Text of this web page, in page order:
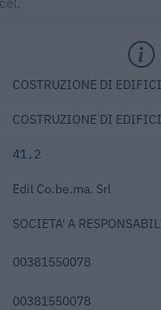
COSTRUZIONE DI EDIFICI
COSTRUZIONE DI
41.2
Edil Co.be.ma. Srl
SOCIETA' A
00381550078
00381550078